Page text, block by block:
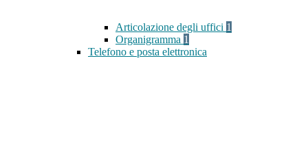
Articolazione degli uffici 1
Organigramma 1
Telefono e posta elettronica